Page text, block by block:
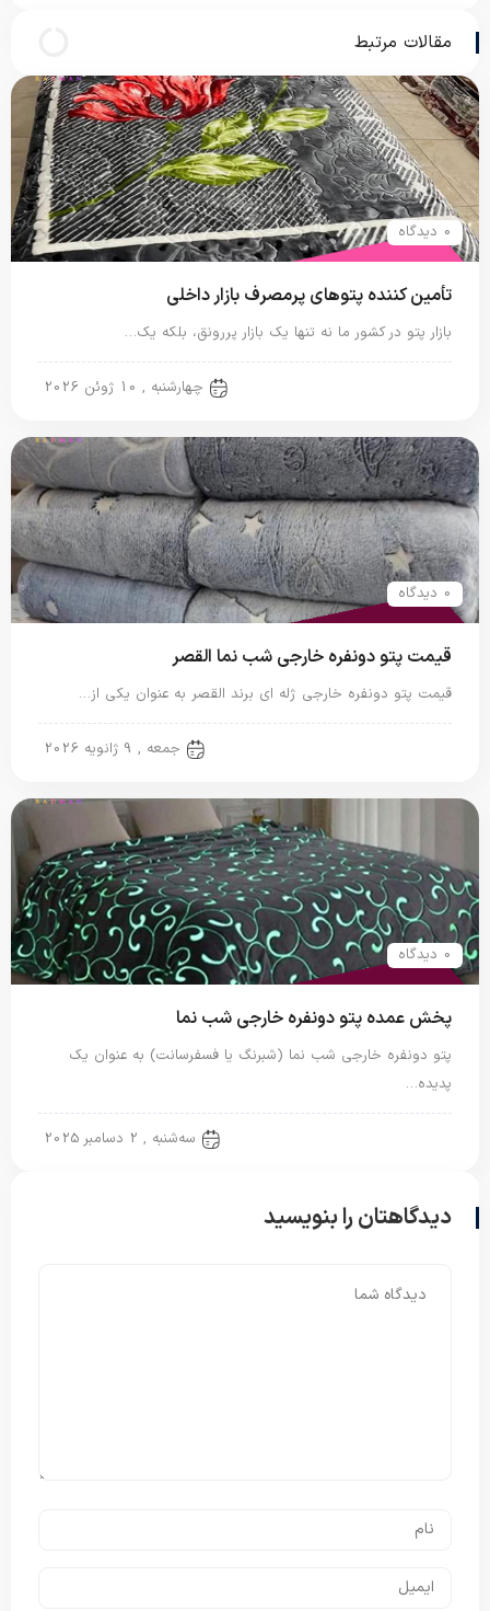
مقالات مرتبط
0 دیدگاه
تأمین کننده پتوهای پرمصرف بازار داخلی
بازار پتو در کشور ما نه تنها یک بازار پررونق، بلکه یک…
چهارشنبه , 10 ژوئن 2026
0 دیدگاه
قیمت پتو دونفره خارجی شب نما القصر
قیمت پتو دونفره خارجی ژله ای برند القصر به عنوان یکی از…
جمعه , 9 ژانویه 2026
0 دیدگاه
پخش عمده پتو دونفره خارجی شب نما
پتو دونفره خارجی شب نما (شبرنگ یا فسفرسانت) به عنوان یک
پدیده…
سه‌شنبه , 2 دسامبر 2025
دیدگاهتان را بنویسید